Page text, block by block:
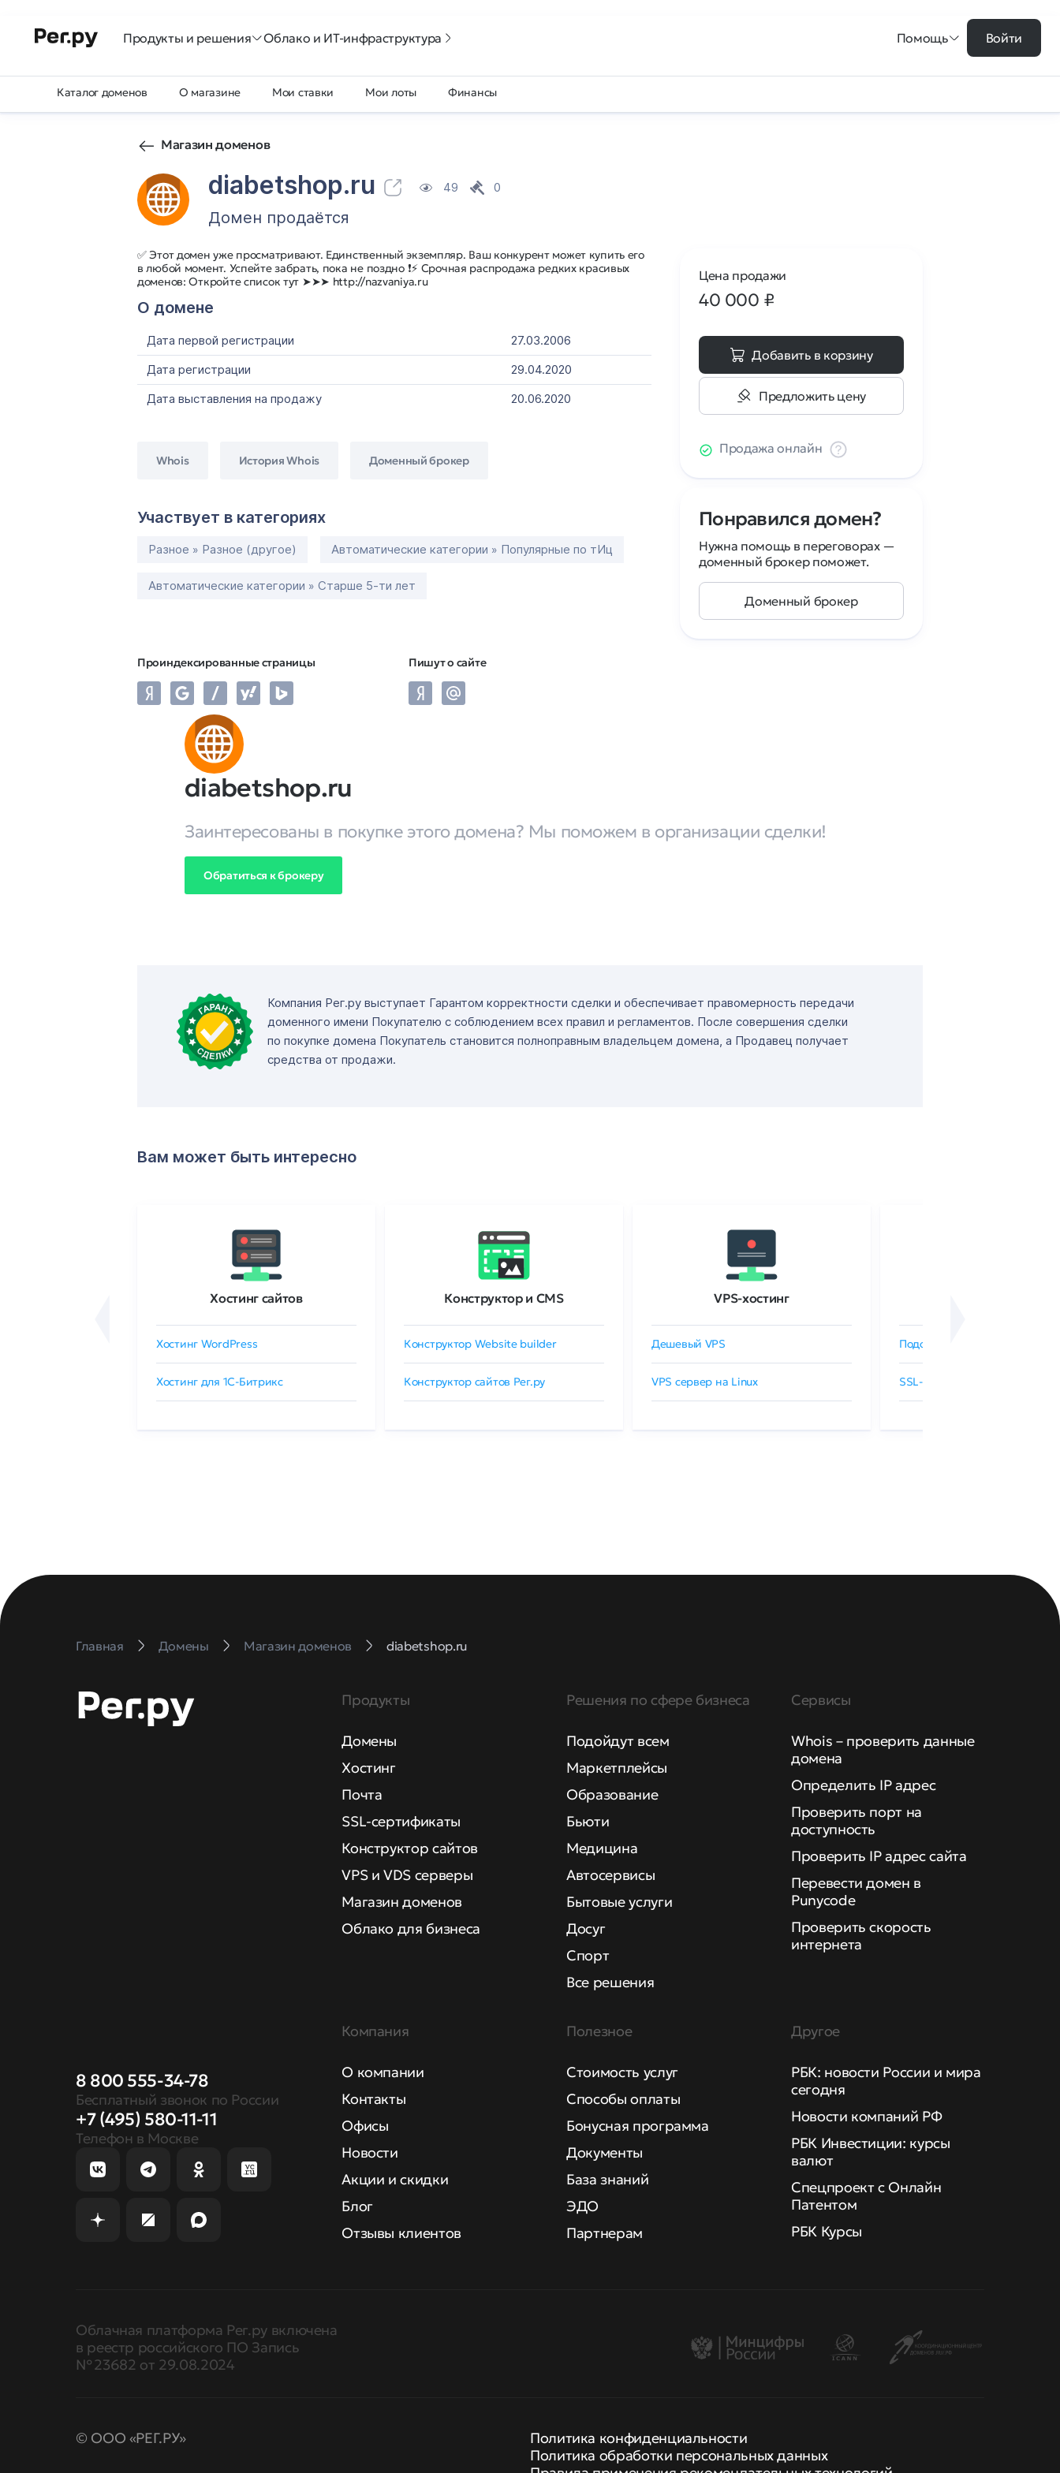
Продукты и решения Облако и ИТ-инфраструктура Помощь Войти
Каталог доменов О магазине Мои ставки Мои лоты Финансы
Магазин доменов
diabetshop.ru 49 0
Домен продаётся
✅ Этот домен уже просматривают. Единственный экземпляр. Ваш конкурент может купить его
в любой момент. Успейте забрать, пока не поздно ❗⚡ Срочная распродажа редких красивых
доменов: Откройте список тут ➤➤➤ http://nazvaniya.ru
О домене
Дата первой регистрации
27.03.2006
Дата регистрации
29.04.2020
Дата выставления на продажу
20.06.2020
Whois История Whois Доменный брокер
Участвует в категориях
Разное » Разное (другое) Автоматические категории » Популярные по тИц
Автоматические категории » Старше 5-ти лет
Проиндексированные страницы Пишут о сайте
Цена продажи
40 000 ₽
Добавить в корзину
Предложить цену
Продажа онлайн
Понравился домен?
Нужна помощь в переговорах —
доменный брокер поможет.
Доменный брокер
diabetshop.ru
Заинтересованы в покупке этого домена? Мы поможем в организации сделки!
Обратиться к брокеру
Компания Рег.ру выступает Гарантом корректности сделки и обеспечивает правомерность передачи
доменного имени Покупателю с соблюдением всех правил и регламентов. После совершения сделки
по покупке домена Покупатель становится полноправным владельцем домена, а Продавец получает
средства от продажи.
Вам может быть интересно
Хостинг сайтов
Хостинг WordPress
Хостинг для 1C-Битрикс
Конструктор и CMS
Конструктор Website builder
Конструктор сайтов Рег.ру
VPS-хостинг
Дешевый VPS
VPS сервер на Linux
Подобрать SSL-сертификат
SSL-сертификаты GlobalSign
Главная Домены Магазин доменов diabetshop.ru
8 800 555-34-78
Бесплатный звонок по России
+7 (495) 580-11-11
Телефон в Москве
Продукты
Домены
Хостинг
Почта
SSL-сертификаты
Конструктор сайтов
VPS и VDS серверы
Магазин доменов
Облако для бизнеса
Решения по сфере бизнеса
Подойдут всем
Маркетплейсы
Образование
Бьюти
Медицина
Автосервисы
Бытовые услуги
Досуг
Спорт
Все решения
Сервисы
Whois – проверить данные
домена
Определить IP адрес
Проверить порт на
доступность
Проверить IP адрес сайта
Перевести домен в
Punycode
Проверить скорость
интернета
Компания
О компании
Контакты
Офисы
Новости
Акции и скидки
Блог
Отзывы клиентов
Полезное
Стоимость услуг
Способы оплаты
Бонусная программа
Документы
База знаний
ЭДО
Партнерам
Другое
РБК: новости России и мира
сегодня
Новости компаний РФ
РБК Инвестиции: курсы
валют
Спецпроект с Онлайн
Патентом
РБК Курсы
Облачная платформа Рег.ру включена
в реестр российского ПО Запись
№ 23682 от 29.08.2024
© ООО «РЕГ.РУ»
Политика конфиденциальности
Политика обработки персональных данных